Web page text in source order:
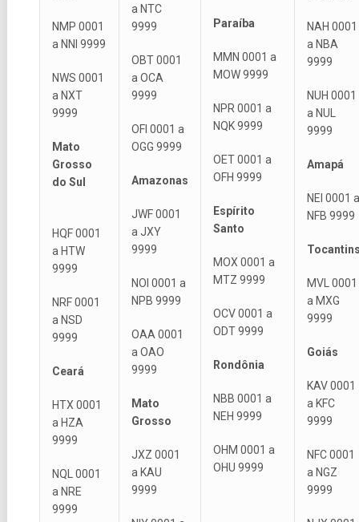
NMP 0001
a NNI 9999
NWS 0001
a NXT
9999
Mato
Grosso
do Sul
HQF 0001
a HTW
9999
NRF 0001
a NSD
9999
Ceará
HTX 0001
a HZA
9999
NQL 0001
a NRE
9999
a NTC
9999
OBT 0001
a OCA
9999
OFI 0001 a
OGG 9999
Amazonas
JWF 0001
a JXY
9999
NOI 0001 a
NPB 9999
OAA 0001
a OAO
9999
Mato
Grosso
JXZ 0001
a KAU
9999
Paraíba
MMN 0001 a
MOW 9999
NPR 0001 a
NQK 9999
OET 0001 a
OFH 9999
Espírito
Santo
MOX 0001 a
MTZ 9999
OCV 0001 a
ODT 9999
Rondônia
NBB 0001 a
NEH 9999
OHM 0001 a
OHU 9999
NAH 0001
a NBA
9999
NUH 0001
a NUL
9999
Amapá
NEI 0001 a
NFB 9999
MVL 0001
a MXG
9999
Goiás
KAV 0001
a KFC
9999
NFC 0001
a NGZ
9999